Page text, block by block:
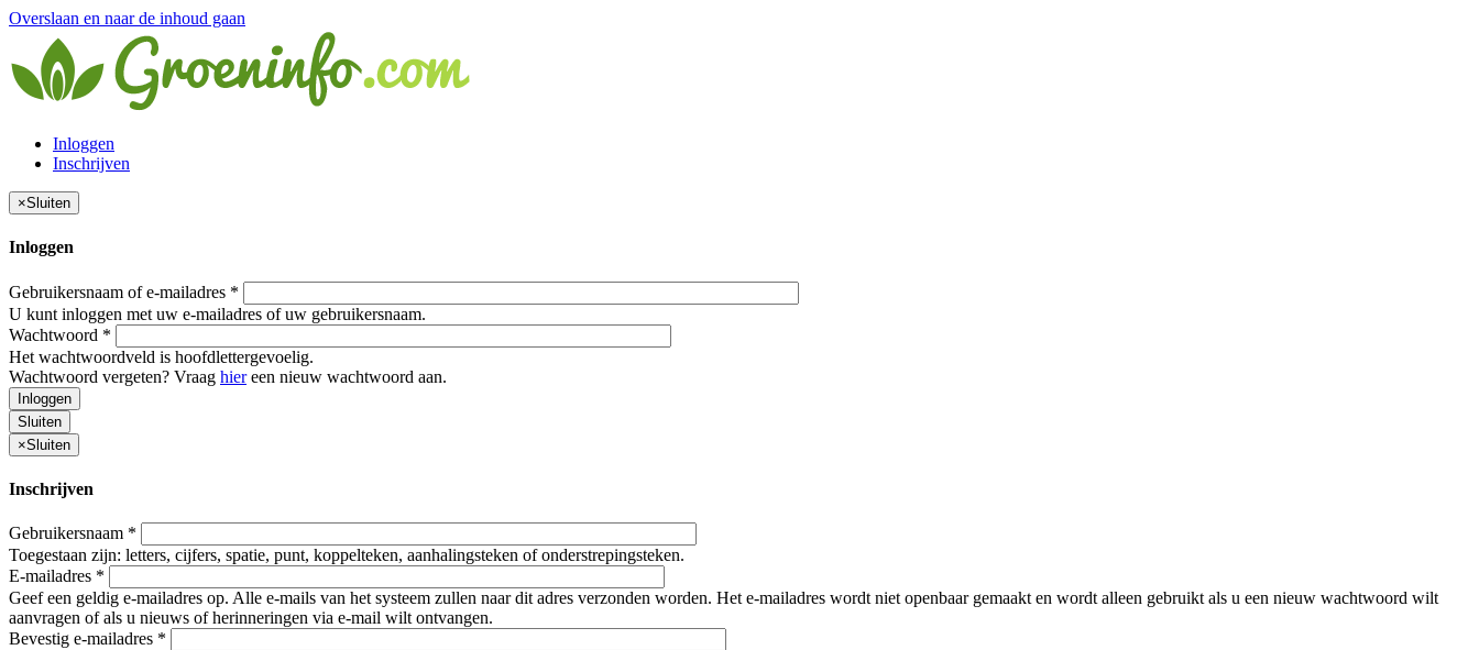
Overslaan en naar de inhoud gaan
Inloggen
Inschrijven
×Sluiten
Inloggen
Gebruikersnaam of e-mailadres *
U kunt inloggen met uw e-mailadres of uw gebruikersnaam.
Wachtwoord *
Het wachtwoordveld is hoofdlettergevoelig.
Wachtwoord vergeten? Vraag hiereen nieuw wachtwoord aan.
Inloggen
Sluiten
×Sluiten
Inschrijven
Gebruikersnaam *
Toegestaan zijn: letters, cijfers, spatie, punt, koppelteken, aanhalingsteken of onderstrepingsteken.
E-mailadres *
Geef een geldig e-mailadres op. Alle e-mails van het systeem zullen naar dit adres verzonden worden. Het e-mailadres wordt niet openbaar gemaakt en wordt alleen gebruikt als u een nieuw wachtwoord wilt
aanvragen of als u nieuws of herinneringen via e-mail wilt ontvangen.
Bevestig e-mailadres *